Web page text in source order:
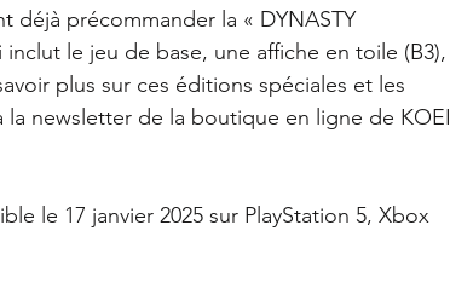
déjà précommander la « DYNASTY
inclut le jeu de base, une affiche en toile (B3),
plus sur ces éditions spéciales et les
la newsletter de la boutique en ligne de KOEI
le 17 janvier 2025 sur PlayStation 5, Xbox